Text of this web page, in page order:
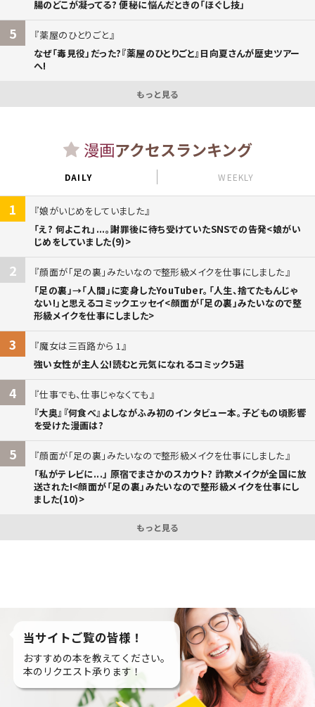
腸のどこが凝ってる? 便秘に悩んだときの「ほぐし技」
5
薬屋のひとりごと
なぜ「毒見役」だった?『薬屋のひとりごと』日向夏さんが歴史ツアー
へ!
もっと見る
漫画アクセスランキング
DAILY WEEKLY
1
娘がいじめをしていました
「え? 何よこれ」...。謝罪後に待ち受けていたSNSでの告発<娘がい
じめをしていました(9)>
2
顔面が「足の裏」みたいなので整形級メイクを仕事にしました
「足の裏」→「人間」に変身したYouTuber。「人生、捨てたもんじゃ
ない!」と思えるコミックエッセイ<顔面が「足の裏」みたいなので整
形級メイクを仕事にしました>
3
魔女は三百路から 1
強い女性が主人公!読むと元気になれるコミック5選
4
仕事でも、仕事じゃなくても
『大奥』『何食べ』よしながふみ初のインタビュー本。子どもの頃影響
を受けた漫画は?
5
顔面が「足の裏」みたいなので整形級メイクを仕事にしました
「私がテレビに...」 原宿でまさかのスカウト? 詐欺メイクが全国に放
送された!<顔面が「足の裏」みたいなので整形級メイクを仕事にし
ました(10)>
もっと見る
当サイトご覧の皆様！
おすすめの本を教えてください。
本のリクエスト承ります！